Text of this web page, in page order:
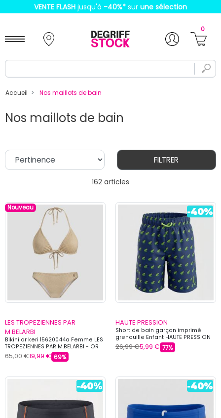
VENTE FLASH jusqu'à -40%* sur une sélection
0
Accueil Nos maillots de bain
Nos maillots de bain
162 articles
FILTRER
Nouveau
LES TROPEZIENNES PAR
M.BELARBI
Bikini or keri 15620044a Femme LES
TROPEZIENNES PAR M.BELARBI - OR
65,00 €19,99 € 69%
HAUTE PRESSION
Short de bain garçon imprimé
grenouille Enfant HAUTE PRESSION
26,99 €5,99 € 77%